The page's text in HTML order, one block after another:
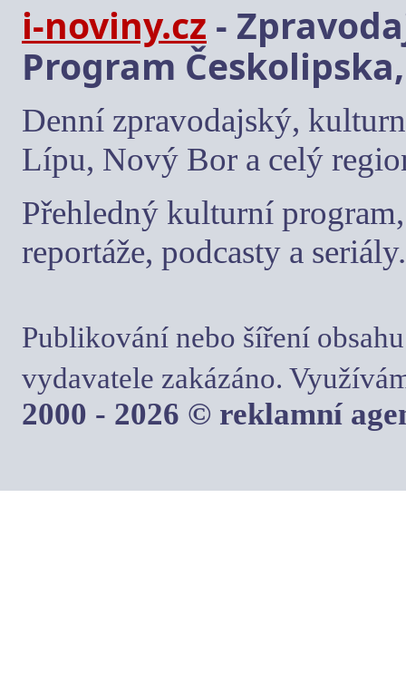
i-noviny.cz -
Program
Denní zpravodajský,
Lípu, Nový Bor a celý
Přehledný kulturní
reportáže, podcasty a seriály.
Publikování nebo šíření
vydavatele zakázáno.
2000 - 2026 © reklamní